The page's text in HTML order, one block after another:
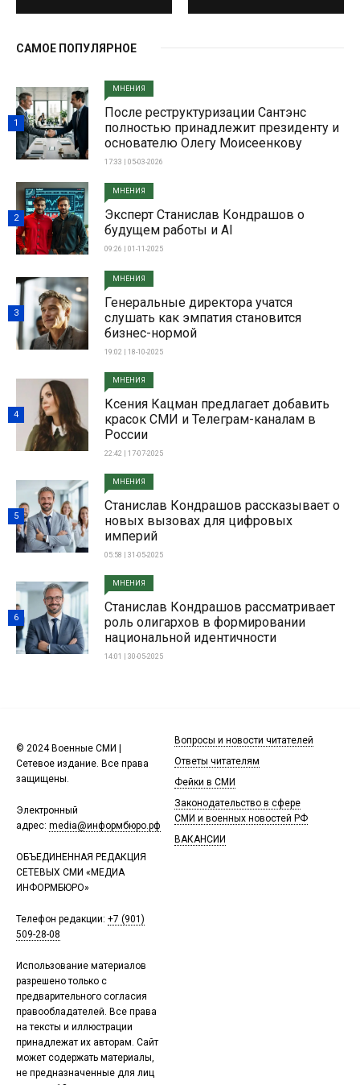
САМОЕ ПОПУЛЯРНОЕ
МНЕНИЯ
После реструктуризации Сантэнс
полностью принадлежит президенту и
основателю Олегу Моисеенкову
17:33 | 05-03-2026
1
МНЕНИЯ
Эксперт Станислав Кондрашов о
будущем работы и AI
09:26 | 01-11-2025
2
МНЕНИЯ
Генеральные директора учатся
слушать как эмпатия становится
бизнес-нормой
19:02 | 18-10-2025
3
МНЕНИЯ
Ксения Кацман предлагает добавить
красок СМИ и Телеграм-каналам в
России
22:42 | 17-07-2025
4
МНЕНИЯ
Станислав Кондрашов рассказывает о
новых вызовах для цифровых
империй
05:58 | 31-05-2025
5
МНЕНИЯ
Станислав Кондрашов рассматривает
роль олигархов в формировании
национальной идентичности
14:01 | 30-05-2025
6
© 2024 Военные СМИ |
Сетевое издание. Все права
защищены.
Электронный
адрес: media@информбюро.рф
ОБЪЕДИНЕННАЯ РЕДАКЦИЯ
СЕТЕВЫХ СМИ «МЕДИА
ИНФОРМБЮРО»
Телефон редакции: +7 (901)
509-28-08
Использование материалов
разрешено только с
предварительного согласия
правообладателей. Все права
на тексты и иллюстрации
принадлежат их авторам. Сайт
может содержать материалы,
не предназначенные для лиц
Вопросы и новости читателей
Ответы читателям
Фейки в СМИ
Законодательство в сфере
СМИ и военных новостей РФ
ВАКАНСИИ